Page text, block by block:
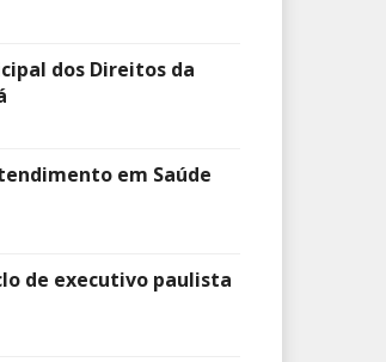
dos Direitos da
em Saúde
de executivo paulista